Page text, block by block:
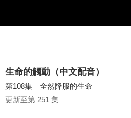
生命的觸動（中文配音）
第108集 全然降服的生命
更新至第 251 集